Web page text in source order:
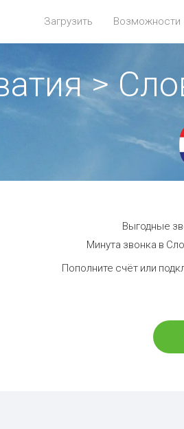
Загрузить Возможности
>
Выгодные
Минута звонка в
Пополните счёт или